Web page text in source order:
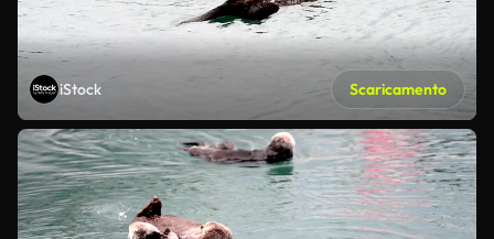
iStock Scaricamento